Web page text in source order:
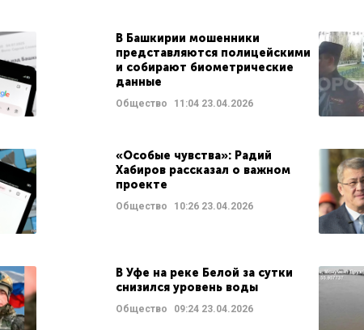
В Башкирии мошенники
представляются полицейскими
и собирают биометрические
данные
Общество 11:0423.04.2026
«Особые чувства»: Радий
Хабиров рассказал о важном
проекте
Общество 10:2623.04.2026
В Уфе на реке Белой за сутки
снизился уровень воды
Общество 09:2423.04.2026